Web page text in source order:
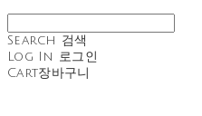
Search 검색
Log In 로그인
Cart장바구니